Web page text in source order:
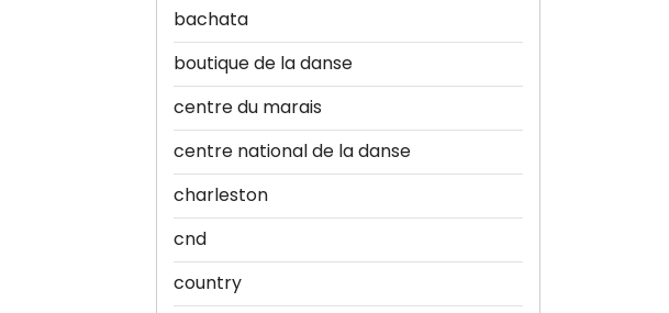
bachata
boutique de la danse
centre du marais
centre national de la danse
charleston
cnd
country